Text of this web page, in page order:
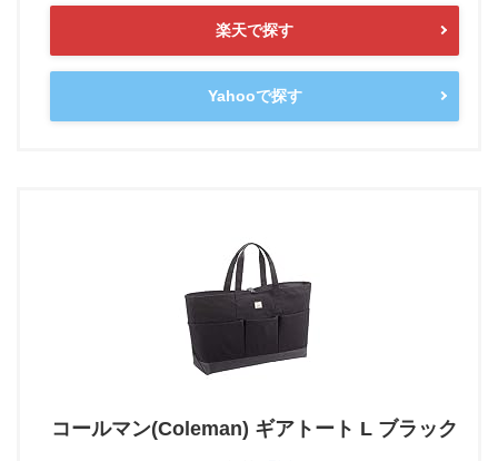
楽天で探す
Yahooで探す
コールマン(Coleman) ギアトート L ブラック